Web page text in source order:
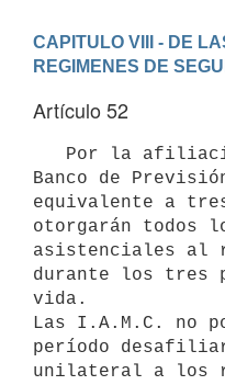
CAPITULO VIII - DE
REGIMENES DE
Artículo 52
Banco de
equivalente a
otorgarán todos
asistenciales al
durante los tres
vida.
Las I.A.M.C. no
período
unilateral a los